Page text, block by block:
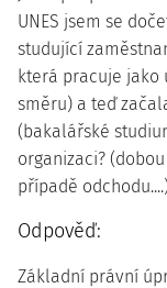
UNES jsem se
studující
která pracuje jako
směru) a teď
(bakalářské
organizaci?
případě
Odpověď:
Základní právní